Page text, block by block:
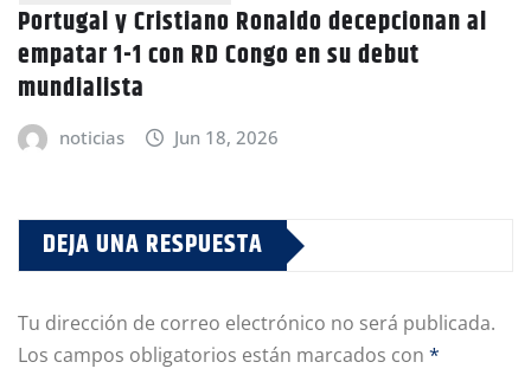
Portugal y Cristiano Ronaldo decepcionan al
empatar 1-1 con RD Congo en su debut
mundialista
noticias Jun 18, 2026
DEJA UNA RESPUESTA
Tu dirección de correo electrónico no será publicada.
Los campos obligatorios están marcados con *